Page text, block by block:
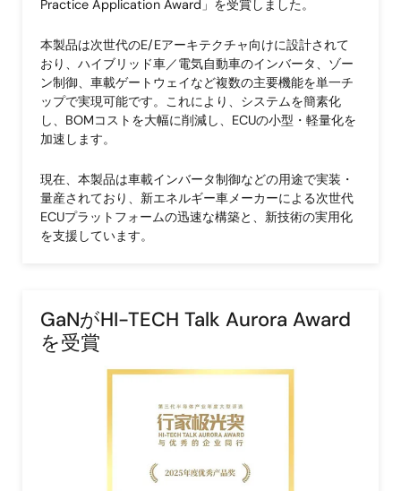
Practice Application Award」を受賞しました。
本製品は次世代のE/Eアーキテクチャ向けに設計されて
おり、ハイブリッド車／電気自動車のインバータ、ゾー
ン制御、車載ゲートウェイなど複数の主要機能を単一チ
ップで実現可能です。これにより、システムを簡素化
し、BOMコストを大幅に削減し、ECUの小型・軽量化を
加速します。
現在、本製品は車載インバータ制御などの用途で実装・
量産されており、新エネルギー車メーカーによる次世代
ECUプラットフォームの迅速な構築と、新技術の実用化
を支援しています。
GaNがHI-TECH Talk Aurora Award
を受賞